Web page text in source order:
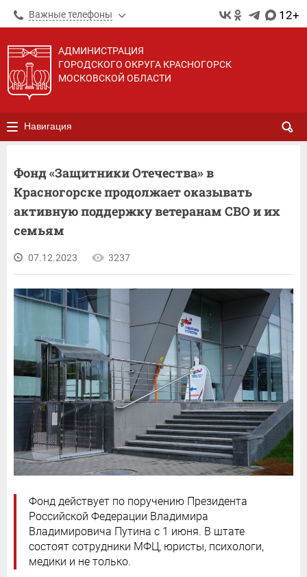
Важные телефоны 12+
АДМИНИСТРАЦИЯ
ГОРОДСКОГО ОКРУГА КРАСНОГОРСК
МОСКОВСКОЙ ОБЛАСТИ
Навигация
Фонд «Защитники Отечества» в
Красногорске продолжает оказывать
активную поддержку ветеранам СВО и их
семьям
07.12.2023 3237
Фонд действует по поручению Президента
Российской Федерации Владимира
Владимировича Путина с 1 июня. В штате
состоят сотрудники МФЦ, юристы, психологи,
медики и не только.